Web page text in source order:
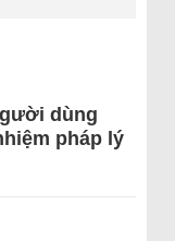
dùng
pháp lý